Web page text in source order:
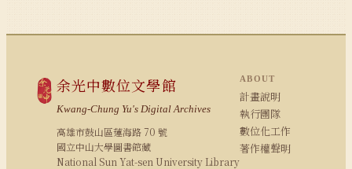
余光中數位文學館
Kwang-Chung Yu's Digital Archives
高雄市鼓山區蓮海路 70 號
國立中山大學圖書館藏
National Sun Yat-sen University Library
ABOUT
計畫說明
執行團隊
數位化工作
著作權聲明